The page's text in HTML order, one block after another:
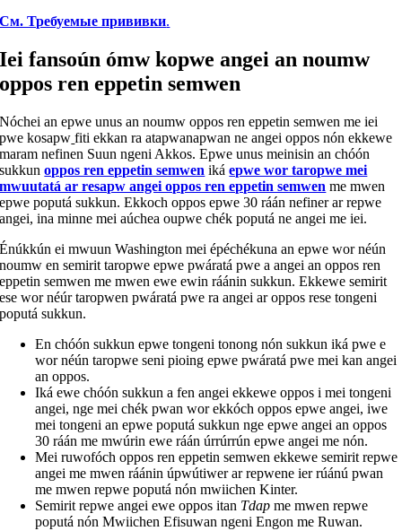
См. Требуемые прививки.
Iei fansoún ómw kopwe angei an noumw
oppos ren eppetin semwen
Nóchei an epwe unus an noumw oppos ren eppetin semwen me iei
pwe kosapw fiti ekkan ra atapwanapwan ne angei oppos nón ekkewe
maram nefinen Suun ngeni Akkos. Epwe unus meinisin an chóón
sukkunoppos ren eppetin semwen ikáepwe wor taropwe mei
mwuutatá ar resapw angei oppos ren eppetin semwen me mwen
epwe poputá sukkun. Ekkoch oppos epwe 30 ráán nefiner ar repwe
angei, ina minne mei aúchea oupwe chék poputá ne angei me iei.
Énúkkún ei mwuun Washington mei épéchékuna an epwe wor néún
noumw en semirit taropwe epwe pwáratá pwe a angei an oppos ren
eppetin semwen me mwen ewe ewin ráánin sukkun. Ekkewe semirit
ese wor néúr taropwen pwáratá pwe ra angei ar oppos rese tongeni
poputá sukkun.
En chóón sukkun epwe tongeni tonong nón sukkun iká pwe e
wor néún taropwe seni pioing epwe pwáratá pwe mei kan angei
an oppos.
Iká ewe chóón sukkun a fen angei ekkewe oppos i mei tongeni
angei, nge mei chék pwan wor ekkóch oppos epwe angei, iwe
mei tongeni an epwe poputá sukkun nge epwe angei an oppos
30 ráán me mwúrin ewe ráán úrrúrrún epwe angei me nón.
Mei ruwofóch oppos ren eppetin semwen ekkewe semirit repwe
angei me mwen ráánin úpwútiwer ar repwene ier rúánú pwan
me mwen repwe poputá nón mwiichen Kinter.
Semirit repwe angei ewe oppos itan Tdap me mwen repwe
poputá nón Mwiichen Efisuwan ngeni Engon me Ruwan.